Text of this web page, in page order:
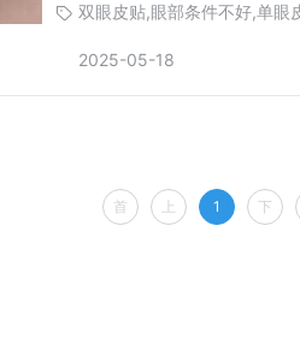
双眼皮贴,眼部条件不好,单眼
2025-05-18
首 上 1 下